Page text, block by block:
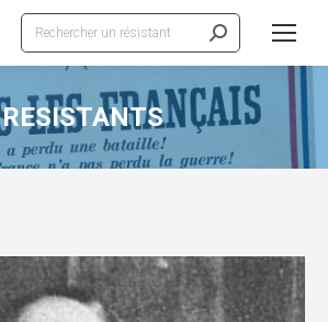
Recherche
:
RESISTANTS